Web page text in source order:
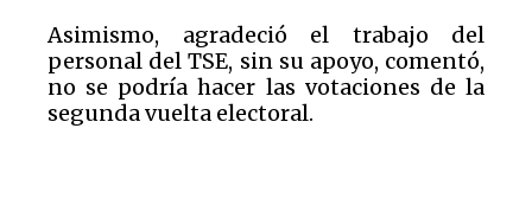
Asimismo, agradeció el trabajo del
personal del TSE, sin su apoyo, comentó,
no se podría hacer las votaciones de la
segunda vuelta electoral.